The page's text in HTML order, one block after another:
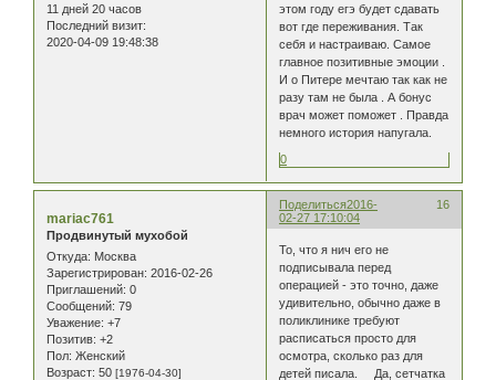
11 дней 20 часов
Последний визит:
2020-04-09 19:48:38
этом году егэ будет сдавать
вот где переживания. Так
себя и настраиваю. Самое
главное позитивные эмоции .
И о Питере мечтаю так как не
разу там не была . А бонус
врач может поможет . Правда
немного история напугала.
0
Поделиться 16
2016-
02-27 17:10:04
mariac761
Продвинутый мухобой
Откуда: Москва
Зарегистрирован: 2016-02-26
Приглашений: 0
Сообщений: 79
Уважение: +7
Позитив: +2
Пол: Женский
Возраст: 50 [1976-04-30]
То, что я нич его не
подписывала перед
операцией - это точно, даже
удивительно, обычно даже в
поликлинике требуют
расписаться просто для
осмотра, сколько раз для
детей писала. Да, сетчатка